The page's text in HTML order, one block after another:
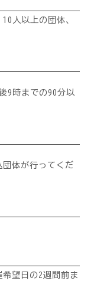
人以上の団体、
9時までの90分以
体が行ってくだ
望日の2週間前ま